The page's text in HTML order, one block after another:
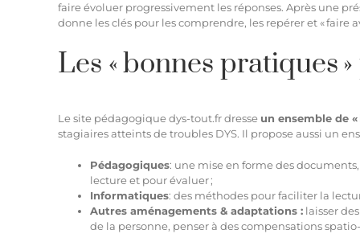
faire évoluer progressivement les réponses. Après une
donne les clés pour les comprendre, les repérer et « faire
Les « bonnes pratiques
Lesite pédagogique dys-tout.frdresse un ensemble de
stagiaires atteints de troubles DYS. Il propose aussi un
Pédagogiques: une mise en forme des
lecture et pour évaluer ;
Informatiques: des méthodes pour faciliter la
Autres aménagements & adaptations : laisser
de la personne, penser à des compensations